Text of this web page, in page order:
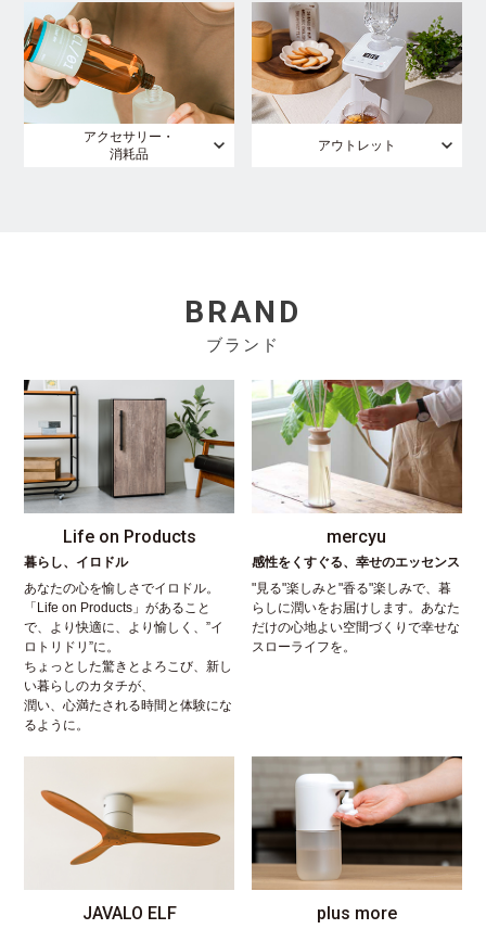
アクセサリー・
消耗品
アウトレット
BRAND
ブランド
Life on Products
暮らし、イロドル
あなたの心を愉しさでイロドル。
「Life on Products」があること
で、より快適に、より愉しく、”イ
ロトリドリ”に。
ちょっとした驚きとよろこび、新し
い暮らしのカタチが、
潤い、心満たされる時間と体験にな
るように。
mercyu
感性をくすぐる、幸せのエッセンス
"見る"楽しみと"香る"楽しみで、暮
らしに潤いをお届けします。あなた
だけの心地よい空間づくりで幸せな
スローライフを。
JAVALO ELF plus more